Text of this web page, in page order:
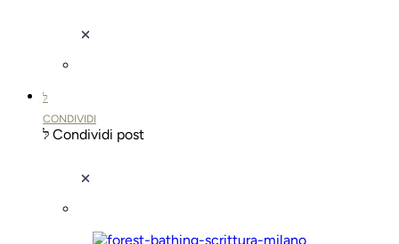
CONDIVIDI
Condividi post